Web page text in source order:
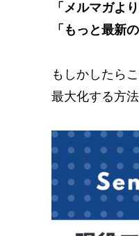
「メルマガよ
「もっと最新
もしかしたら
最大化する方